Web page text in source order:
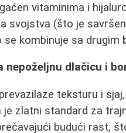
vitaminima i
svojstva (što je
se kombinuje sa drugim
nepoželjnu dlačicu i
teksturu i
je zlatni standard za
budući rast,